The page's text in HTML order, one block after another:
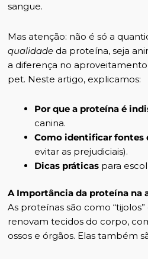
sangue.
Mas atenção: não é só a
qualidade da proteína, seja
a diferença no
pet. Neste artigo, explicamos:
Por que a proteína é
canina.
Como identificar fontes
evitar as prejudiciais).
Dicas práticas para
A Importância da proteína na
As proteínas são como
renovam tecidos do corpo,
ossos e órgãos. Elas também